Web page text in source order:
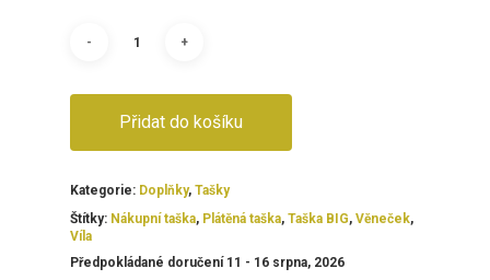
Přidat do košíku
Kategorie: Doplňky, Tašky
Štítky: Nákupní taška, Plátěná taška, Taška BIG, Věneček,
Víla
Předpokládané doručení 11 - 16 srpna, 2026